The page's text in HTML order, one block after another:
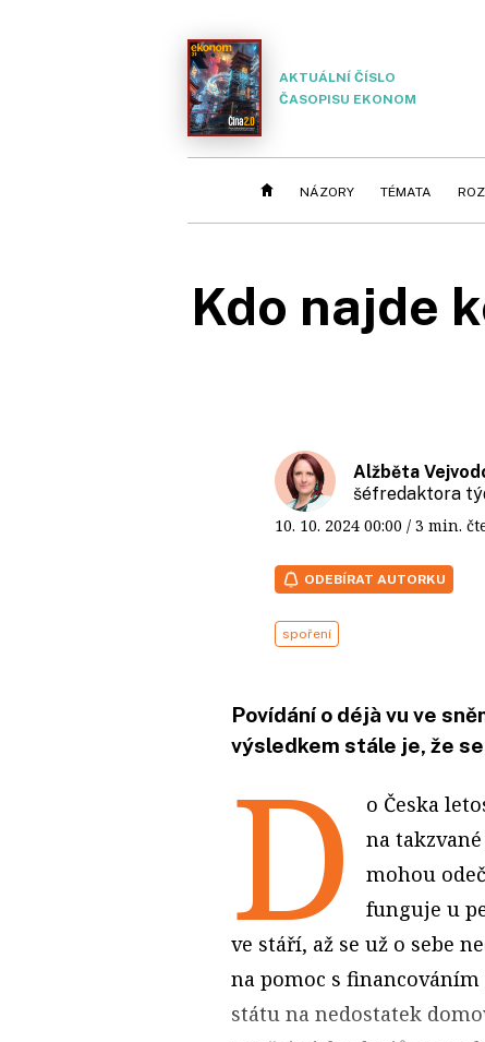
AKTUÁLNÍ ČÍSLO
ČASOPISU EKONOM
NÁZORY TÉMATA
Kdo najde
Alžběta
šéfredaktora
10. 10. 2024 00:00 / 3 min.
ODEBÍRAT AUTORKU
spoření
Povídání o déjà vu ve
výsledkem stále je, že
D
o Česka
na
mohou
funguje u
ve stáří, až se už o sebe
na pomoc s
státu na nedostatek